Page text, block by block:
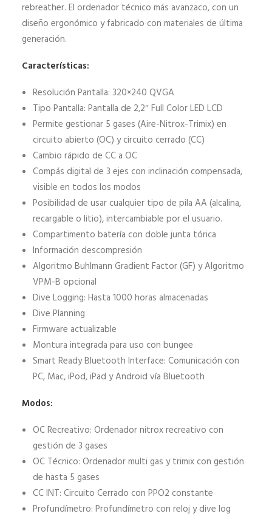
rebreather. El ordenador técnico más avanzaco, con un
diseño ergonómico y fabricado con materiales de última
generación.
Características:
Resolución Pantalla: 320×240 QVGA
Tipo Pantalla: Pantalla de 2,2″ Full Color LED LCD
Permite gestionar 5 gases (Aire-Nitrox-Trimix) en
circuito abierto (OC) y circuito cerrado (CC)
Cambio rápido de CC a OC
Compás digital de 3 ejes con inclinación compensada,
visible en todos los modos
Posibilidad de usar cualquier tipo de pila AA (alcalina,
recargable o litio), intercambiable por el usuario.
Compartimento batería con doble junta tórica
Información descompresión
Algoritmo Buhlmann Gradient Factor (GF) y Algoritmo
VPM-B opcional
Dive Logging: Hasta 1000 horas almacenadas
Dive Planning
Firmware actualizable
Montura integrada para uso con bungee
Smart Ready Bluetooth Interface: Comunicación con
PC, Mac, iPod, iPad y Android vía Bluetooth
Modos:
OC Recreativo: Ordenador nitrox recreativo con
gestión de 3 gases
OC Técnico: Ordenador multi gas y trimix con gestión
de hasta 5 gases
CC INT: Circuito Cerrado con PPO2 constante
Profundímetro: Profundímetro con reloj y dive log